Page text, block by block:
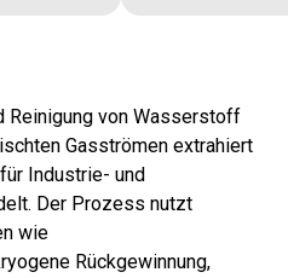
Reinigung von Wasserstoff
Gasströmen extrahiert
Industrie- und
Der Prozess nutzt
wie
Rückgewinnung,